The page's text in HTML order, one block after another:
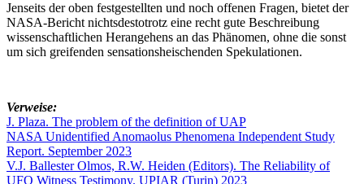
Jenseits der oben festgestellten und noch offenen Fragen, bietet der
NASA-Bericht nichtsdestotrotz eine recht gute Beschreibung
wissenschaftlichen Herangehens an das Phänomen, ohne die sonst
um sich greifenden sensationsheischenden Spekulationen.
Verweise:
J. Plaza. The problem of the definition of UAP
NASA Unidentified Anomaolus Phenomena Independent Study
Report. September 2023
V.J. Ballester Olmos, R.W. Heiden (Editors). The Reliability of
UFO Witness Testimony. UPIAR (Turin) 2023